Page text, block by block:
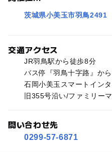
茨城県小美玉市羽鳥2491
交通アクセス
JR羽鳥駅から徒歩8分
バス停『羽鳥十字路』か
石岡小美玉スマートイン
旧355号沿い/ファミリー
問い合わせ先
0299-57-6871